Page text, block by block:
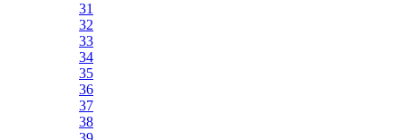
31
32
33
34
35
36
37
38